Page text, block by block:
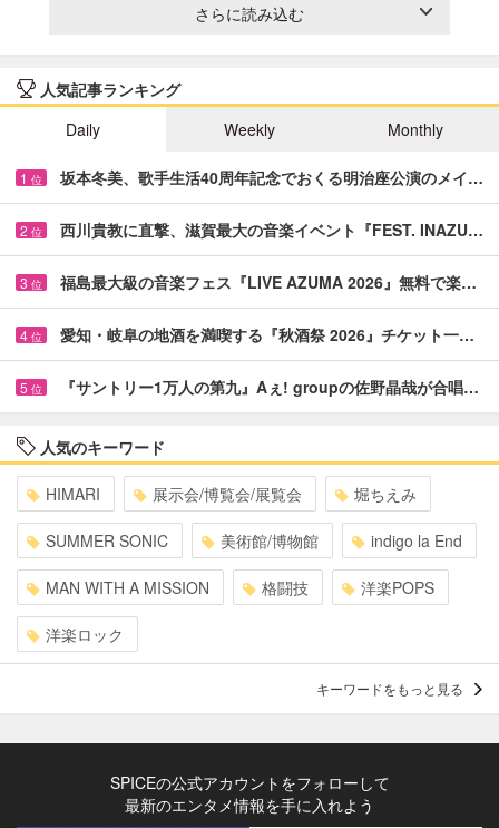
さらに読み込む
人気記事ランキング
Daily
Weekly Monthly
1 位 坂本冬美、歌手生活40周年記念でおくる明治座公演のメイ…
2 位 西川貴教に直撃、滋賀最大の音楽イベント『FEST. INAZU…
3 位 福島最大級の音楽フェス『LIVE AZUMA 2026』無料で楽…
4 位 愛知・岐阜の地酒を満喫する『秋酒祭 2026』チケット一…
5 位 『サントリー1万人の第九』Aぇ! groupの佐野晶哉が合唱…
人気のキーワード
HIMARI 展示会/博覧会/展覧会 堀ちえみ
SUMMER SONIC 美術館/博物館 indigo la End
MAN WITH A MISSION 格闘技 洋楽POPS
洋楽ロック
キーワードをもっと見る
SPICEの公式アカウントをフォローして
最新のエンタメ情報を手に入れよう